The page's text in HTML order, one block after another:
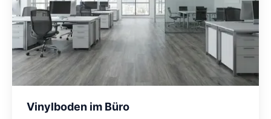
Vinylboden im Büro